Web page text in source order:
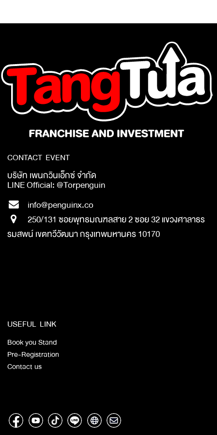
CONTACT EVENT
บริษัท เพนกวินเอ็กซ์ จำกัด
LINE Official: @Torpenguin
info@penguinx.co
250/131 ซอยพุทธมณฑลสาย 2 ซอย 32 แขวงศาลาธร
รมสพน์ เขตทวีวัฒนา กรุงเทพมหานคร 10170
USEFUL LINK
Book you Stand
Pre-Registration
Contact us